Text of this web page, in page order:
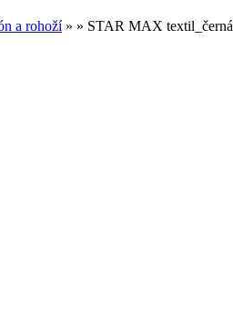
a rohoží» » STAR MAX textil_černá